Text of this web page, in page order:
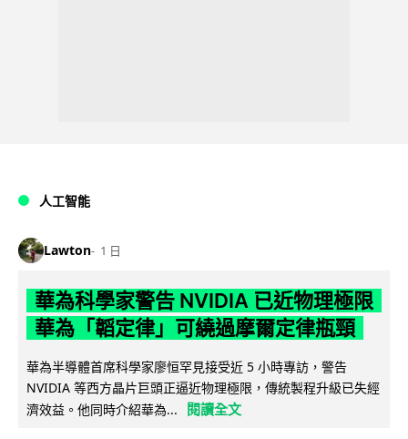
人工智能
Lawton 1 日
華為科學家警告 NVIDIA 已近物理極限
華為「韜定律」可繞過摩爾定律瓶頸
華為半導體首席科學家廖恒罕見接受近 5 小時專訪，警告
NVIDIA 等西方晶片巨頭正逼近物理極限，傳統製程升級已失經
濟效益。他同時介紹華為...
閱讀全文